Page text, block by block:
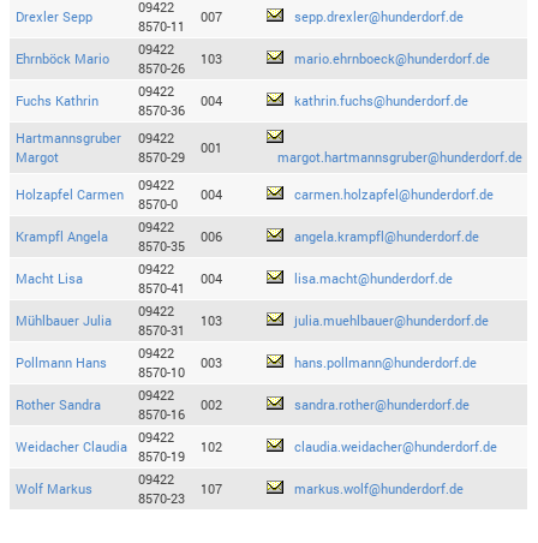
Drexler Sepp
09422
8570-11
007 sepp.drexler@hunderdorf.de
Ehrnböck Mario
09422
8570-26
103 mario.ehrnboeck@hunderdorf.de
Fuchs Kathrin
09422
8570-36
004 kathrin.fuchs@hunderdorf.de
Hartmannsgruber
Margot
09422
8570-29
001
margot.hartmannsgruber@hunderdorf.de
Holzapfel Carmen
09422
8570-0
004 carmen.holzapfel@hunderdorf.de
Krampfl Angela
09422
8570-35
006 angela.krampfl@hunderdorf.de
Macht Lisa
09422
8570-41
004 lisa.macht@hunderdorf.de
Mühlbauer Julia
09422
8570-31
103 julia.muehlbauer@hunderdorf.de
Pollmann Hans
09422
8570-10
003 hans.pollmann@hunderdorf.de
Rother Sandra
09422
8570-16
002 sandra.rother@hunderdorf.de
Weidacher Claudia
09422
8570-19
102 claudia.weidacher@hunderdorf.de
Wolf Markus
09422
8570-23
107 markus.wolf@hunderdorf.de